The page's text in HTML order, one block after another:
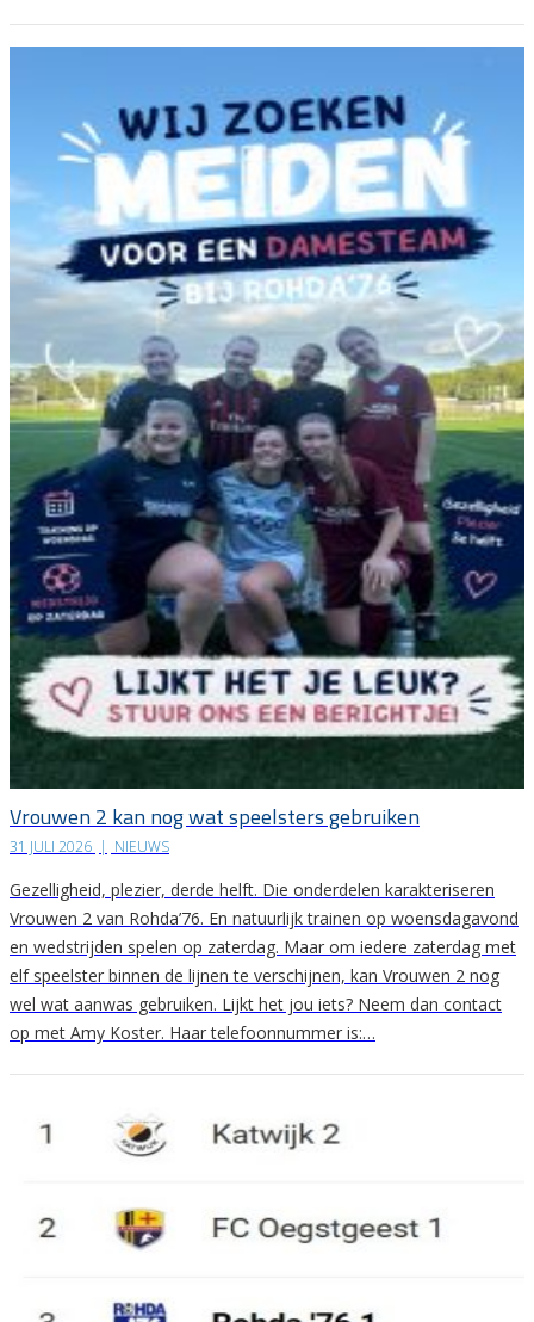
Vrouwen 2 kan nog wat speelsters gebruiken
31 JULI 2026 | NIEUWS
Gezelligheid, plezier, derde helft. Die onderdelen karakteriseren
Vrouwen 2 van Rohda’76. En natuurlijk trainen op woensdagavond
en wedstrijden spelen op zaterdag. Maar om iedere zaterdag met
elf speelster binnen de lijnen te verschijnen, kan Vrouwen 2 nog
wel wat aanwas gebruiken. Lijkt het jou iets? Neem dan contact
op met Amy Koster. Haar telefoonnummer is:…